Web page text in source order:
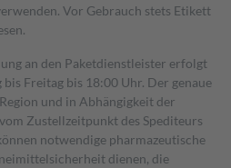
Vor Gebrauch stets Etikett
an den Paketdienstleister erfolgt
Freitag bis 18:00 Uhr. Der genaue
und in Abhängigkeit der
Zustellzeitpunkt des Spediteurs
notwendige pharmazeutische
dienen, die